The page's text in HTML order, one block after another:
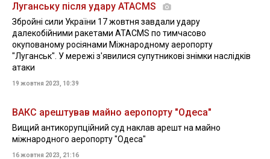
Луганську після удару ATACMS
Збройні сили України 17 жовтня завдали удару
далекобійними ракетами ATACMS по тимчасово
окупованому росіянами Міжнародному аеропорту
"Луганськ". У мережі з'явилися супутникові знімки наслідків
атаки
19 жовтня 2023, 10:39
ВАКС арештував майно аеропорту "Одеса"
Вищий антикорупційний суд наклав арешт на майно
міжнародного аеропорту "Одеса"
16 жовтня 2023, 21:16